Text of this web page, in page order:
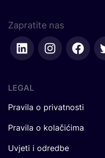
Zapratite nas
LEGAL
Pravila o privatnosti
Pravila o kolačićima
Uvjeti i odredbe